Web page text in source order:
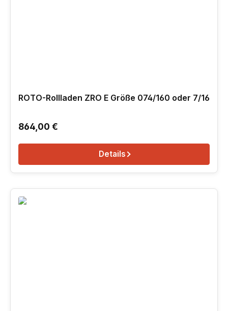
ROTO-Rollladen ZRO E Größe 074/160 oder 7/16
Regulärer Preis:
864,00 €
Details